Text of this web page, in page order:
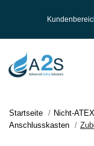
Startseite Nicht-
Anschlusskasten